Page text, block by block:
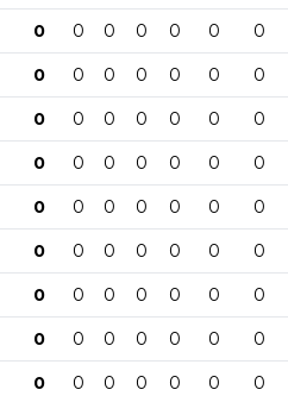
0 0 0 0 0 0 0
0 0 0 0 0 0 0
0 0 0 0 0 0 0
0 0 0 0 0 0 0
0 0 0 0 0 0 0
0 0 0 0 0 0 0
0 0 0 0 0 0 0
0 0 0 0 0 0 0
0 0 0 0 0 0 0